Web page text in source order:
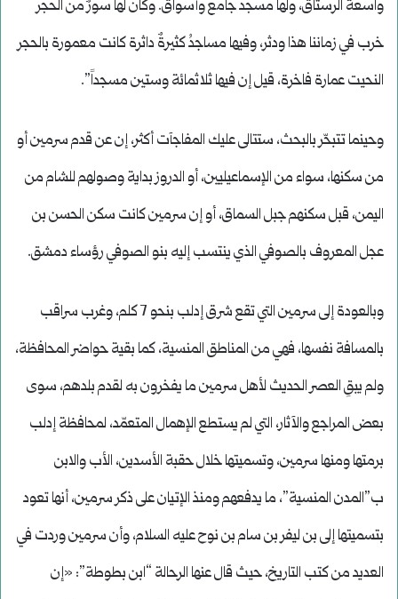
واسعة الرستاق، ولها مسجد جامع وأسواق. وكان لها سورٌ من الحجر
خرب في زماننا هذا ودثر، وفيها مساجدُ كثيرةٌ داثرة كانت معمورة بالحجر
النحيت عمارة فاخرة، قيل إن فيها ثلاثمائة وستين مسجداً”.
وحينما تتبحّر بالبحث، ستتالى عليك المفاجآت أكثر، إن عن قدم سرمين أو
من سكنها، سواء من الإسماعيليين، أو الدروز بداية وصولهم للشام من
اليمن، قبل سكنهم جبل السماق، أو إن سرمين كانت سكن الحسن بن
عجل المعروف بالصوفي الذي ينتسب إليه بنو الصوفي رؤساء دمشق.
وبالعودة إلى سرمين التي تقع شرق إدلب بنحو 7 كلم، وغرب سراقب
بالمسافة نفسها، فهي من المناطق المنسية، كما بقية حواضر المحافظة،
ولم يبقِ العصر الحديث لأهل سرمين ما يفخرون به لقدم بلدهم، سوى
بعض المراجع والآثار، التي لم يستطع الإهمال المتعمّد، لمحافظة إدلب
برمتها ومنها سرمين، وتسميتها خلال حقبة الأسدين، الأب والابن
ب”المدن المنسية”، ما يدفعهم ومنذ الإتيان على ذكر سرمين، أنها تعود
بتسميتها إلى بن ليفر بن سام بن نوح عليه السلام، وأن سرمين وردت في
العديد من كتب التاريخ، حيث قال عنها الرحالة “ابن بطوطة”: «إن